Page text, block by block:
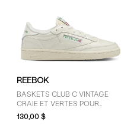
REEBOK
BASKETS CLUB C VINTAGE
CRAIE ET VERTES POUR
FEMMES
130,00 $